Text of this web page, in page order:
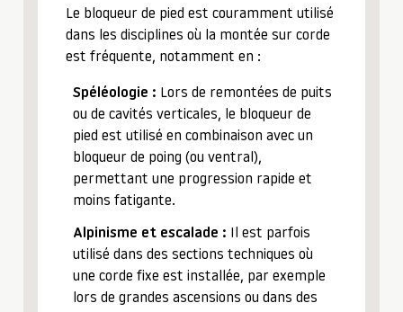
Le bloqueur de pied est couramment utilisé
dans les disciplines où la montée sur corde
est fréquente, notamment en :
Spéléologie : Lors de remontées de puits
ou de cavités verticales, le bloqueur de
pied est utilisé en combinaison avec un
bloqueur de poing (ou ventral),
permettant une progression rapide et
moins fatigante.
Alpinisme et escalade : Il est parfois
utilisé dans des sections techniques où
une corde fixe est installée, par exemple
lors de grandes ascensions ou dans des